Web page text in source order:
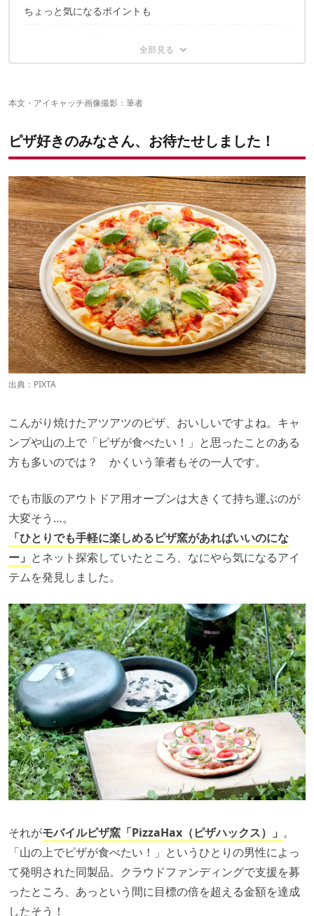
他にもこんな使い方が！
ちょっと気になるポイントも
本文・アイキャッチ画像撮影：筆者
ピザ好きのみなさん、お待たせしました！
出典：PIXTA
こんがり焼けたアツアツのピザ、おいしいですよね。キャ
ンプや山の上で「ピザが食べたい！」と思ったことのある
方も多いのでは？ かくいう筆者もその一人です。
でも市販のアウトドア用オーブンは大きくて持ち運ぶのが
大変そう…。
「ひとりでも手軽に楽しめるピザ窯があればいいのにな
ー」 とネット探索していたところ、なにやら気になるアイ
テムを発見しました。
それがモバイルピザ窯「PizzaHax（ピザハックス）」 。
「山の上でピザが食べたい！」というひとりの男性によっ
て発明された同製品。クラウドファンディングで支援を募
ったところ、あっという間に目標の倍を超える金額を達成
したそう！